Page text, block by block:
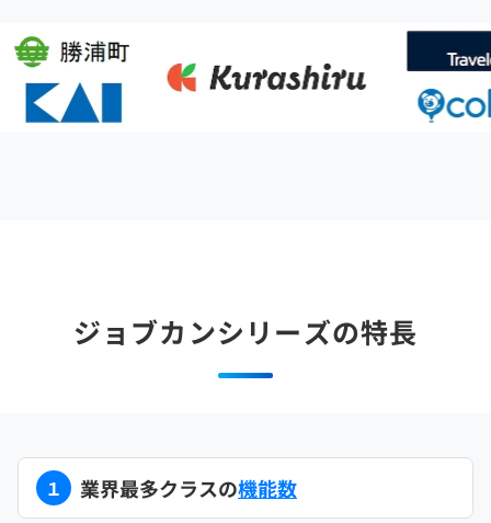
ジョブカンシリーズの特長
１ 業界最多クラスの機能数